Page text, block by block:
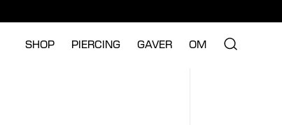
SHOP PIERCING GAVER OM